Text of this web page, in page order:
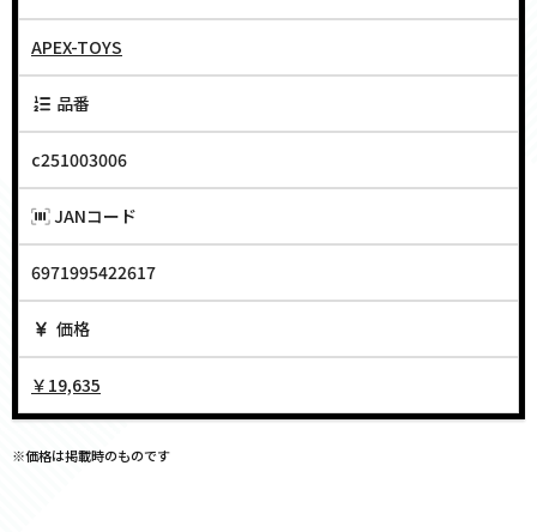
APEX-TOYS
品番
c251003006
JANコード
6971995422617
価格
￥19,635
※価格は掲載時のものです